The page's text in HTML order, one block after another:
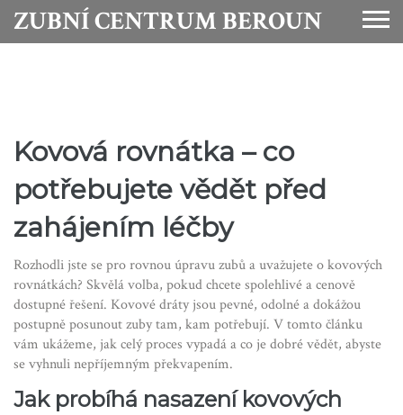
ZUBNÍ CENTRUM BEROUN
Kovová rovnátka – co
potřebujete vědět před
zahájením léčby
Rozhodli jste se pro rovnou úpravu zubů a uvažujete o kovových
rovnátkách? Skvělá volba, pokud chcete spolehlivé a cenově
dostupné řešení. Kovové dráty jsou pevné, odolné a dokážou
postupně posunout zuby tam, kam potřebují. V tomto článku
vám ukážeme, jak celý proces vypadá a co je dobré vědět, abyste
se vyhnuli nepříjemným překvapením.
Jak probíhá nasazení kovových